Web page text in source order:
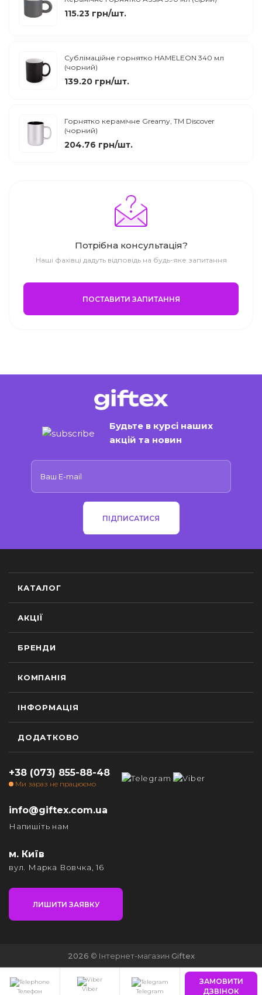
115.23 грн/шт.
Сублімаційне горнятко HAMELEON 340 мл
(чорний)
139.20 грн/шт.
Горнятко керамічне Greamy, ТМ Discover
(чорний)
204.76 грн/шт.
Потрібна консультація?
Наші фахівці дадуть відповідь на будь-яке запитання
ПОСТАВИТИ ЗАПИТАННЯ
Будьте в курсі наших
акцій та новин
ПІДПИСАТИСЯ
КАТАЛОГ
АКЦІЇ
БРЕНДИ
КОМПАНІЯ
ІНФОРМАЦІЯ
ДОДАТКОВО
+38 (073) 855-88-48
Ми зараз не працюємо
info@giftex.com.ua
Напишіть нам
м. Київ
вул. Марка Вовчка, 16
ЛИШИТИ ЗАЯВКУ
2026 © Інтернет-магазин Giftex
Телефон Viber Telegram
ЗАМОВИТИ
ДЗВІНОК